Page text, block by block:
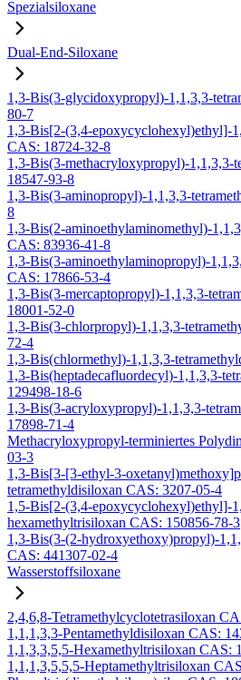
Spezialsiloxane
Dual-End-Siloxane
1,3-Bis(3-glycidoxypropyl)-1,1,3,3-
80-7
1,3-Bis[2-(3,4-epoxycyclohexyl)ethyl]-
CAS: 18724-32-8
1,3-Bis(3-methacryloxypropyl)-1,1,3,3-
18547-93-8
1,3-Bis(3-aminopropyl)-1,1,3,3-
8
1,3-Bis(2-aminoethylaminomethyl)-
CAS: 83936-41-8
1,3-Bis(3-aminoethylaminopropyl)-
CAS: 17866-53-4
1,3-Bis(3-mercaptopropyl)-1,1,3,3-
18001-52-0
1,3-Bis(3-chlorpropyl)-1,1,3,3-
72-4
1,3-Bis(chlormethyl)-1,1,3,3-
1,3-Bis(heptadecafluordecyl)-1,1,3,3-
129498-18-6
1,3-Bis(3-acryloxypropyl)-1,1,3,3-
17898-71-4
Methacryloxypropyl-terminiertes
03-3
1,3-Bis[3-[3-ethyl-3-
tetramethyldisiloxan CAS: 3207-05-4
1,5-Bis[2-(3,4-epoxycyclohexyl)ethyl]-
hexamethyltrisiloxan CAS: 150856-78-3
1,3-Bis(3-(2-hydroxyethoxy)propyl)-
CAS: 441307-02-4
Wasserstoffsiloxane
2,4,6,8-Tetramethylcyclotetrasiloxan
1,1,1,3,3-Pentamethyldisiloxan CAS:
1,1,3,3,5,5-Hexamethyltrisiloxan CAS:
1,1,1,3,5,5,5-Heptamethyltrisiloxan